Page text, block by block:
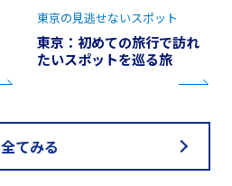
東京：初めての旅行で訪れ
たいスポットを巡る旅
東京の見逃せないスポット
全てみる